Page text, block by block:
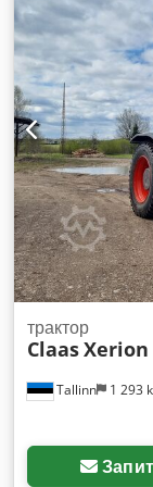
зв’язку та
дах (без люку).
580/70 R38
стані. Огляд і
попередньою
Tallinn 1 293
трактор
ClaasXerion